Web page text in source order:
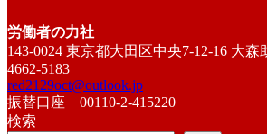
労働者の力社
143-0024 東京都大田区中央7-12-16 大
4662-5183
red2129oct@outlook.jp
振替口座 00110-2-415220
検索